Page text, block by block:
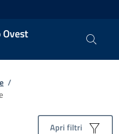
Ovest
/
Apri filtri